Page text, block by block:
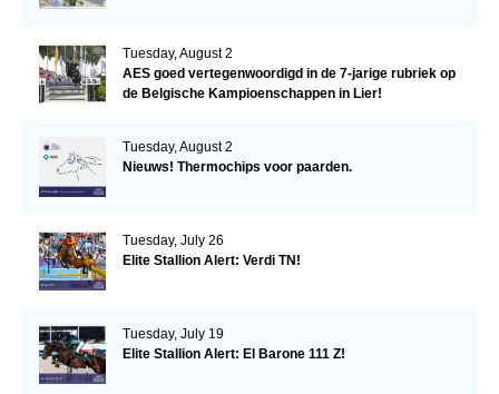
Tuesday, August 2
AES goed vertegenwoordigd in de 7-jarige rubriek op
de Belgische Kampioenschappen in Lier!
Tuesday, August 2
Nieuws! Thermochips voor paarden.
Tuesday, July 26
Elite Stallion Alert: Verdi TN!
Tuesday, July 19
Elite Stallion Alert: El Barone 111 Z!